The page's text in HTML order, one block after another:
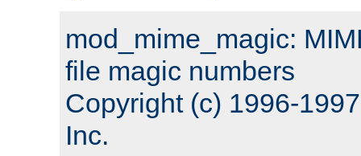
mod_mime_magic:
file magic numbers
Copyright (c) 1996-
Inc.